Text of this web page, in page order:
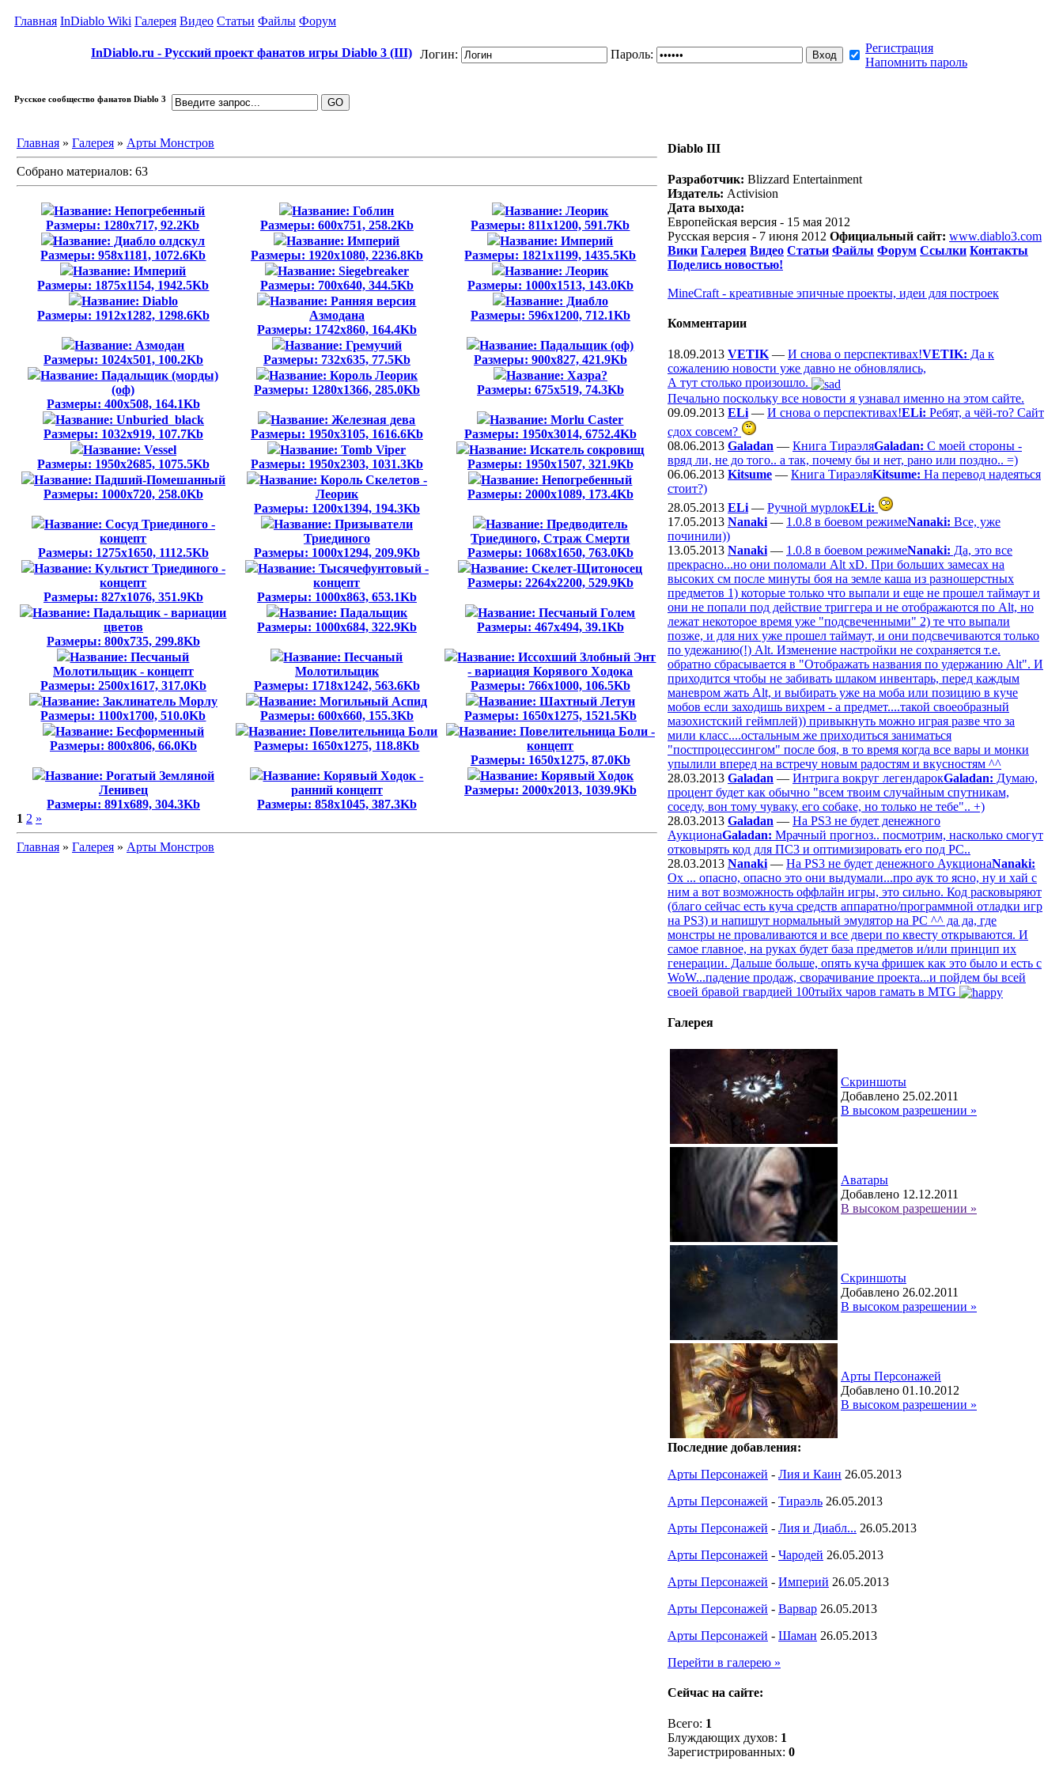
Главная InDiablo Wiki Галерея Видео Статьи Файлы Форум
InDiablo.ru - Русский проект фанатов игры Diablo 3 (III) Логин: Пароль:
Регистрация
Напомнить пароль
Русское сообщество фанатов Diablo 3
Главная » Галерея » Арты Монстров
Собрано материалов: 63
Название: Непогребенный
Размеры: 1280x717, 92.2Kb
Название: Гоблин
Размеры: 600x751, 258.2Kb
Название: Леорик
Размеры: 811x1200, 591.7Kb
Название: Диабло олдскул
Размеры: 958x1181, 1072.6Kb
Название: Империй
Размеры: 1920x1080, 2236.8Kb
Название: Империй
Размеры: 1821x1199, 1435.5Kb
Название: Империй
Размеры: 1875x1154, 1942.5Kb
Название: Siegebreaker
Размеры: 700x640, 344.5Kb
Название: Леорик
Размеры: 1000x1513, 143.0Kb
Название: Diablo
Размеры: 1912x1282, 1298.6Kb
Название: Ранняя версия
Азмодана
Размеры: 1742x860, 164.4Kb
Название: Диабло
Размеры: 596x1200, 712.1Kb
Название: Азмодан
Размеры: 1024x501, 100.2Kb
Название: Гремучий
Размеры: 732x635, 77.5Kb
Название: Падальщик (оф)
Размеры: 900x827, 421.9Kb
Название: Падальщик (морды)
(оф)
Размеры: 400x508, 164.1Kb
Название: Король Леорик
Размеры: 1280x1366, 285.0Kb
Название: Хазра?
Размеры: 675x519, 74.3Kb
Название: Unburied_black
Размеры: 1032x919, 107.7Kb
Название: Железная дева
Размеры: 1950x3105, 1616.6Kb
Название: Morlu Caster
Размеры: 1950x3014, 6752.4Kb
Название: Vessel
Размеры: 1950x2685, 1075.5Kb
Название: Tomb Viper
Размеры: 1950x2303, 1031.3Kb
Название: Искатель сокровищ
Размеры: 1950x1507, 321.9Kb
Название: Падший-Помешанный
Размеры: 1000x720, 258.0Kb
Название: Король Скелетов -
Леорик
Размеры: 1200x1394, 194.3Kb
Название: Непогребенный
Размеры: 2000x1089, 173.4Kb
Название: Сосуд Триединого -
концепт
Размеры: 1275x1650, 1112.5Kb
Название: Призыватели
Триединого
Размеры: 1000x1294, 209.9Kb
Название: Предводитель
Триединого, Страж Смерти
Размеры: 1068x1650, 763.0Kb
Название: Культист Триединого -
концепт
Размеры: 827x1076, 351.9Kb
Название: Тысячефунтовый -
концепт
Размеры: 1000x863, 653.1Kb
Название: Скелет-Щитоносец
Размеры: 2264x2200, 529.9Kb
Название: Падальщик - вариации
цветов
Размеры: 800x735, 299.8Kb
Название: Падальщик
Размеры: 1000x684, 322.9Kb
Название: Песчаный Голем
Размеры: 467x494, 39.1Kb
Название: Песчаный
Молотильщик - концепт
Размеры: 2500x1617, 317.0Kb
Название: Песчаный
Молотильщик
Размеры: 1718x1242, 563.6Kb
Название: Иссохший Злобный Энт
- вариация Корявого Ходока
Размеры: 766x1000, 106.5Kb
Название: Заклинатель Морлу
Размеры: 1100x1700, 510.0Kb
Название: Могильный Аспид
Размеры: 600x660, 155.3Kb
Название: Шахтный Летун
Размеры: 1650x1275, 1521.5Kb
Название: Бесформенный
Размеры: 800x806, 66.0Kb
Название: Повелительница Боли
Размеры: 1650x1275, 118.8Kb
Название: Повелительница Боли -
концепт
Размеры: 1650x1275, 87.0Kb
Название: Рогатый Земляной
Ленивец
Размеры: 891x689, 304.3Kb
Название: Корявый Ходок -
ранний концепт
Размеры: 858x1045, 387.3Kb
Название: Корявый Ходок
Размеры: 2000x2013, 1039.9Kb
1 2 »
Главная » Галерея » Арты Монстров
Diablo III
Разработчик: Blizzard Entertainment
Издатель: Activision
Дата выхода:
Европейская версия - 15 мая 2012
Русская версия - 7 июня 2012 Официальный сайт: www.diablo3.com
Вики Галерея Видео Статьи Файлы Форум Ссылки Контакты
Поделись новостью!
MineCraft - креативные эпичные проекты, идеи для построек
Комментарии
18.09.2013 VETIK — И снова о перспективах!VETIK: Да к
сожалению новости уже давно не обновлялись,
А тут столько произошло.
Печально поскольку все новости я узнавал именно на этом сайте.
09.09.2013 ELi — И снова о перспективах!ELi: Ребят, а чёй-то? Сайт
сдох совсем?
08.06.2013 Galadan — Книга ТираэляGaladan: С моей стороны -
вряд ли, не до того.. а так, почему бы и нет, рано или поздно.. =)
06.06.2013 Kitsume — Книга ТираэляKitsume: На перевод надеяться
стоит?)
28.05.2013 ELi — Ручной мурлокELi:
17.05.2013 Nanaki — 1.0.8 в боевом режимеNanaki: Все, уже
починили))
13.05.2013 Nanaki — 1.0.8 в боевом режимеNanaki: Да, это все
прекрасно...но они поломали Alt xD. При больших замесах на
высоких см после минуты боя на земле каша из разношерстных
предметов 1) которые только что выпали и еще не прошел таймаут и
они не попали под действие триггера и не отображаются по Alt, но
лежат некоторое время уже "подсвеченными" 2) те что выпали
позже, и для них уже прошел таймаут, и они подсвечиваются только
по удежанию(!) Alt. Изменение настройки не сохраняется т.е.
обратно сбрасывается в "Отображать названия по удержанию Alt". И
приходится чтобы не забивать шлаком инвентарь, перед каждым
маневром жать Alt, и выбирать уже на моба или позицию в куче
мобов если заходишь вихрем - а предмет....такой своеобразный
мазохистский геймплей)) привыкнуть можно играя разве что за
мили класс....остальным же приходиться заниматься
"постпроцессингом" после боя, в то время когда все вары и монки
упылили вперед на встречу новым радостям и вкусностям ^^
28.03.2013 Galadan — Интрига вокруг легендарокGaladan: Думаю,
процент будет как обычно "всем твоим случайным спутникам,
соседу, вон тому чуваку, его собаке, но только не тебе".. +)
28.03.2013 Galadan — На PS3 не будет денежного
АукционаGaladan: Мрачный прогноз.. посмотрим, насколько смогут
отковырять код для ПС3 и оптимизировать его под РС..
28.03.2013 Nanaki — На PS3 не будет денежного АукционаNanaki:
Ох ... опасно, опасно это они выдумали...про аук то ясно, ну и хай с
ним а вот возможность оффлайн игры, это сильно. Код расковыряют
(благо сейчас есть куча средств аппаратно/программной отладки игр
на PS3) и напишут нормальный эмулятор на PC ^^ да да, где
монстры не проваливаются и все двери по квесту открываются. И
самое главное, на руках будет база предметов и/или принцип их
генерации. Дальше больше, опять куча фришек как это было и есть с
WoW...падение продаж, сворачивание проекта...и пойдем бы всей
своей бравой гвардией 100тыйх чаров гамать в MTG
Галерея
Скриншоты
Добавлено 25.02.2011
В высоком разрешении »
Аватары
Добавлено 12.12.2011
В высоком разрешении »
Скриншоты
Добавлено 26.02.2011
В высоком разрешении »
Арты Персонажей
Добавлено 01.10.2012
В высоком разрешении »
Последние добавления:
Арты Персонажей - Лия и Каин 26.05.2013
Арты Персонажей - Тираэль 26.05.2013
Арты Персонажей - Лия и Диабл... 26.05.2013
Арты Персонажей - Чародей 26.05.2013
Арты Персонажей - Империй 26.05.2013
Арты Персонажей - Варвар 26.05.2013
Арты Персонажей - Шаман 26.05.2013
Перейти в галерею »
Сейчас на сайте:
Всего: 1
Блуждающих духов: 1
Зарегистрированных: 0